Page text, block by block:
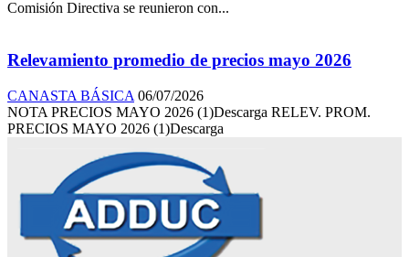
Comisión Directiva se reunieron con...
Relevamiento promedio de precios mayo 2026
CANASTA BÁSICA 06/07/2026
NOTA PRECIOS MAYO 2026 (1)Descarga RELEV. PROM.
PRECIOS MAYO 2026 (1)Descarga